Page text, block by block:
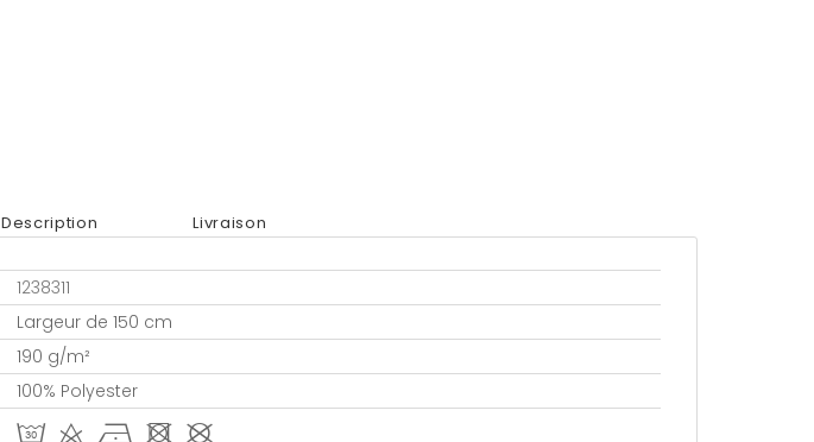
Description Livraison
1238311
Largeur de 150 cm
190 g/m²
100% Polyester
T d h - #